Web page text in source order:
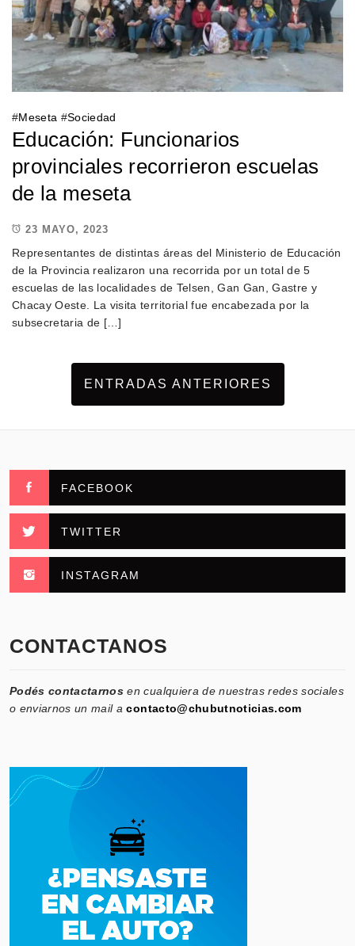
#Meseta #Sociedad
Educación: Funcionarios
provinciales recorrieron escuelas
de la meseta
23 MAYO, 2023
Representantes de distintas áreas del Ministerio de Educación
de la Provincia realizaron una recorrida por un total de 5
escuelas de las localidades de Telsen, Gan Gan, Gastre y
Chacay Oeste. La visita territorial fue encabezada por la
subsecretaria de […]
ENTRADAS ANTERIORES
FACEBOOK
TWITTER
INSTAGRAM
CONTACTANOS
Podés contactarnos en cualquiera de nuestras redes sociales
o enviarnos un mail acontacto@chubutnoticias.com